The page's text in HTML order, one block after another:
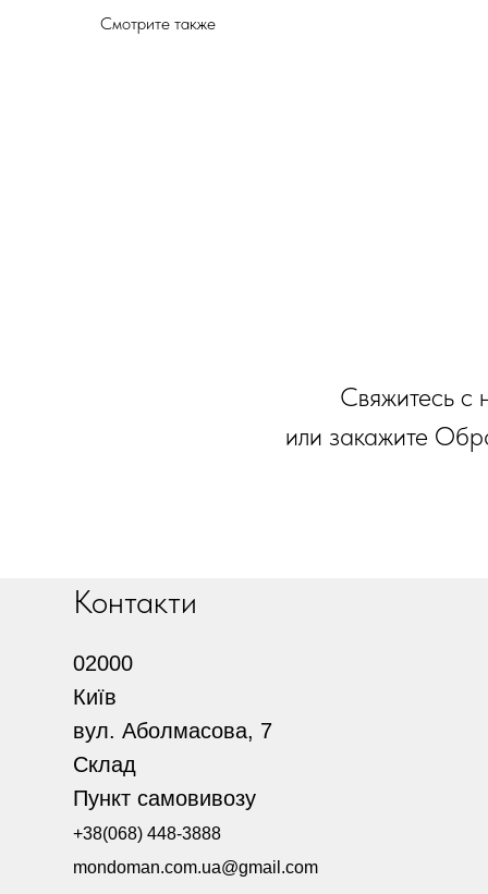
Смотрите также
Свяжитесь с
или закажите
Контакти
02000
Київ
вул. Аболмасова, 7
Склад
Пункт самовивозу
+38(068) 448-3888
mondoman.com.ua@gmail.com